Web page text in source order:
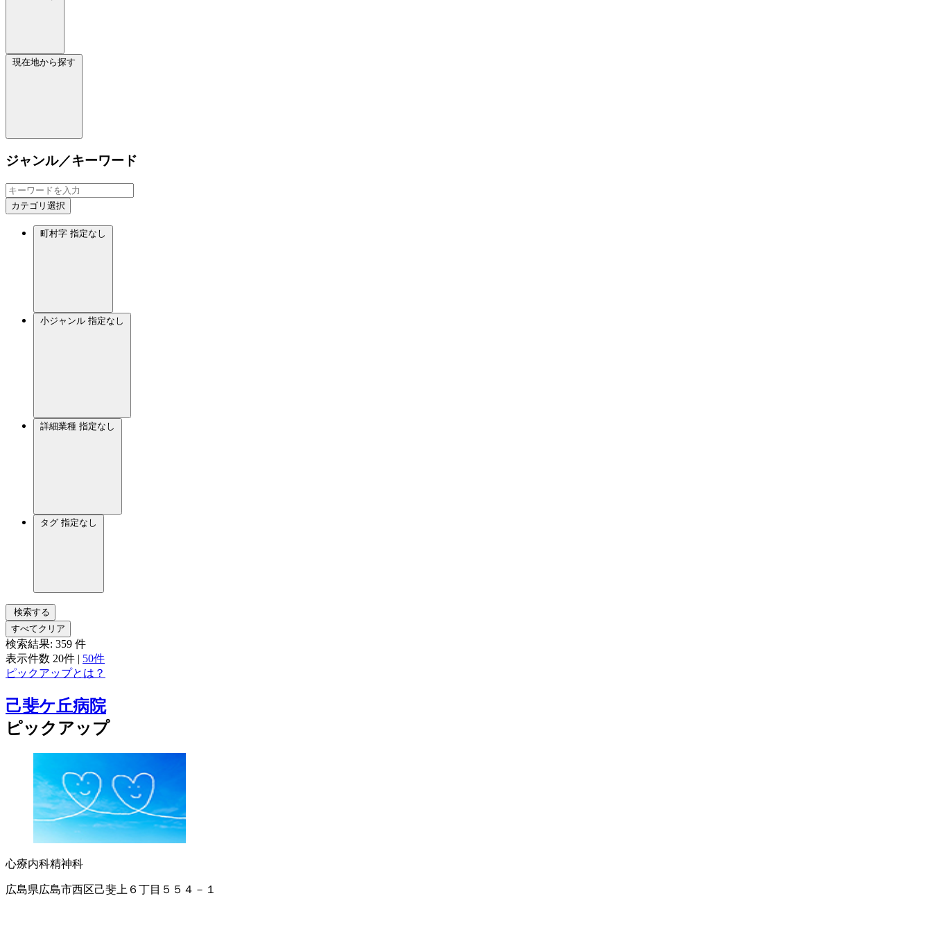
現在地から探す
ジャンル／キーワード
カテゴリ選択
町村字 指定なし
小ジャンル 指定なし
詳細業種 指定なし
タグ 指定なし
検索する
すべてクリア
検索結果: 359 件
表示件数 20件 | 50件
ピックアップとは？
己斐ケ丘病院
ピックアップ
心療内科精神科
広島県広島市西区己斐上６丁目５５４－１